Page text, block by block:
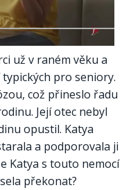
už v raném věku a
pro seniory.
což přineslo řadu
Její otec nebyl
opustil. Katya
a podporovala ji
Katya s touto nemocí
překonat?